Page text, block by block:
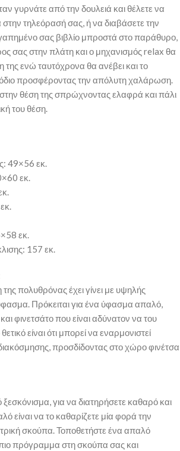
γυρνάτε από την δουλειά και θέλετε να
τηλεόρασή σας, ή να διαβάσετε την
σας βιβλίο μπροστά στο παράθυρο,
σας στην πλάτη και ο μηχανισμός relax θα
της ενώ ταυτόχρονα θα ανέβει και το
προσφέροντας την απόλυτη χαλάρωση.
θέση της σπρώχνοντας ελαφρά και πάλι
του θέση.
49×56 εκ.
εκ.
εκ.
157 εκ.
πολυθρόνας έχει γίνει με υψηλής
Πρόκειται για ένα ύφασμα απαλό,
φινετσάτο που είναι αδύνατον να του
είναι ότι μπορεί να εναρμονιστεί
προσδίδοντας στο χώρο φινέτσα
για να διατηρήσετε καθαρό και
είναι να το καθαρίζετε μία φορά την
σκούπα. Τοποθετήστε ένα απαλό
πρόγραμμα στη σκούπα σας και